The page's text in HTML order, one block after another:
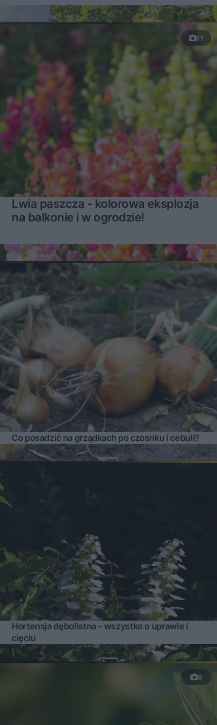
11
Lwia paszcza - kolorowa eksplozja
na balkonie i w ogrodzie!
Co posadzić na grządkach po czosnku i cebuli?
Hortensja dębolistna – wszystko o uprawie i
cięciu
8